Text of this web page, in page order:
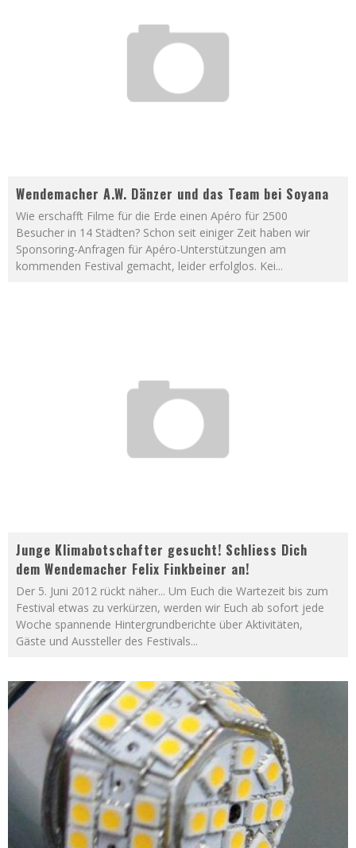
Wendemacher A.W. Dänzer und das Team bei Soyana
Wie erschafft Filme für die Erde einen Apéro für 2500
Besucher in 14 Städten? Schon seit einiger Zeit haben wir
Sponsoring-Anfragen für Apéro-Unterstützungen am
kommenden Festival gemacht, leider erfolglos. Kei...
Junge Klimabotschafter gesucht! Schliess Dich
dem Wendemacher Felix Finkbeiner an!
Der 5. Juni 2012 rückt näher... Um Euch die Wartezeit bis zum
Festival etwas zu verkürzen, werden wir Euch ab sofort jede
Woche spannende Hintergrundberichte über Aktivitäten,
Gäste und Aussteller des Festivals...